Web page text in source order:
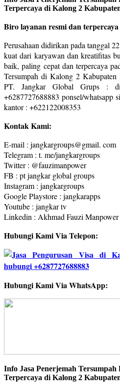
Terpercaya di Kalong 2
Biro layanan resmi dan terpercaya
Perusahaan didirikan pada tanggal
kuat dari karyawan dan kreatifitas
baik, paling cepat dan terpercaya
Tersumpah di Kalong 2
PT. Jangkar Global Grups :
+6287727688883 ponsel/whatsapp
kantor : +622122008353
Kontak Kami:
E-mail : jangkargroups@gmail. com
Telegram : t. me/jangkargroups
Twitter : @fauzimanpower
FB : pt jangkar global groups
Instagram : jangkargroups
Google Playstore : jangkarapps
Youtube : jangkar tv
Linkedin : Akhmad Fauzi Manpower
Hubungi Kami Via Telepon:
Hubungi Kami Via WhatsApp:
Info Jasa Penerjemah
Terpercaya di Kalong 2